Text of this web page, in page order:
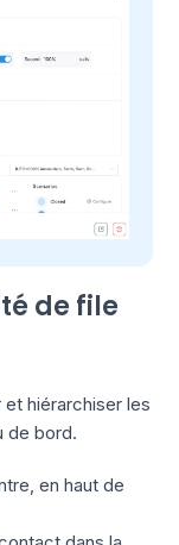
de file
hiérarchiser les
de bord.
en haut de